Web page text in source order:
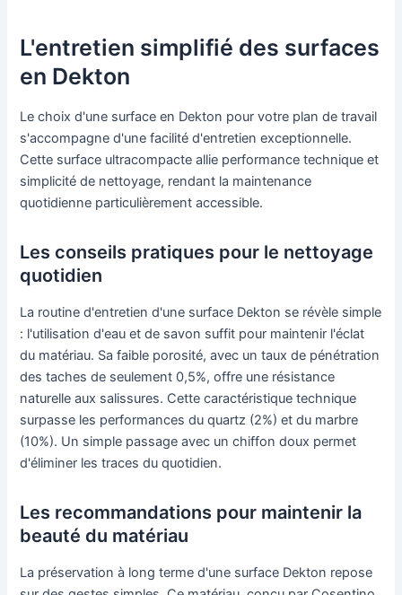
L'entretien simplifié des surfaces
en Dekton
Le choix d'une surface en Dekton pour votre plan de travail
s'accompagne d'une facilité d'entretien exceptionnelle.
Cette surface ultracompacte allie performance technique et
simplicité de nettoyage, rendant la maintenance
quotidienne particulièrement accessible.
Les conseils pratiques pour le nettoyage
quotidien
La routine d'entretien d'une surface Dekton se révèle simple
: l'utilisation d'eau et de savon suffit pour maintenir l'éclat
du matériau. Sa faible porosité, avec un taux de pénétration
des taches de seulement 0,5%, offre une résistance
naturelle aux salissures. Cette caractéristique technique
surpasse les performances du quartz (2%) et du marbre
(10%). Un simple passage avec un chiffon doux permet
d'éliminer les traces du quotidien.
Les recommandations pour maintenir la
beauté du matériau
La préservation à long terme d'une surface Dekton repose